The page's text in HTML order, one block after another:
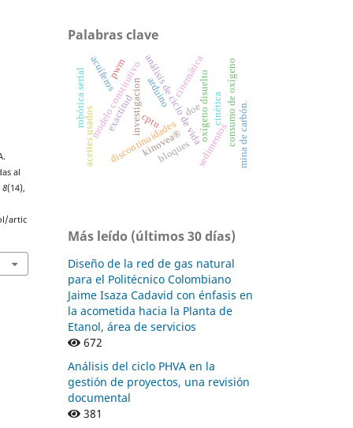
al
8(14),
artic
Palabras clave
investigacionarduino
análisis de ciclo de vida
discontinuidades
cptu
modelo constitutivo
exactitud oxígeno disuelto
sedimentosconsumo de oxígeno
kinovea®
cinemática
cinética
acuíferos
mina de carbón.
aceites usados bloques
doe
robótica serial pwm
Más leído (últimos 30 días)
Diseño de la red de gas natural
para el Politécnico Colombiano
Jaime Isaza Cadavid con énfasis en
la acometida hacia la Planta de
Etanol, área de servicios
672
Análisis del ciclo PHVA en la
gestión de proyectos, una revisión
documental
381